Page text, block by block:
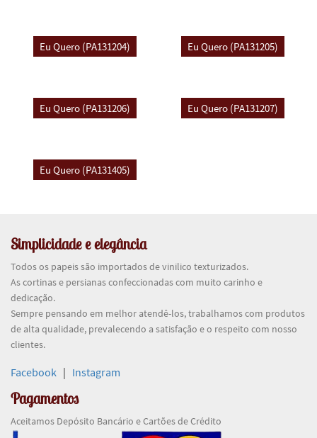
Simplicidade e elegância
Todos os papeis são importados de vinilico texturizados.
As cortinas e persianas confeccionadas com muito carinho e
dedicação.
Sempre pensando em melhor atendê-los, trabalhamos com produtos
de alta qualidade, prevalecendo a satisfação e o respeito com nosso
clientes.
Facebook | Instagram
Pagamentos
Aceitamos Depósito Bancário e Cartões de Crédito